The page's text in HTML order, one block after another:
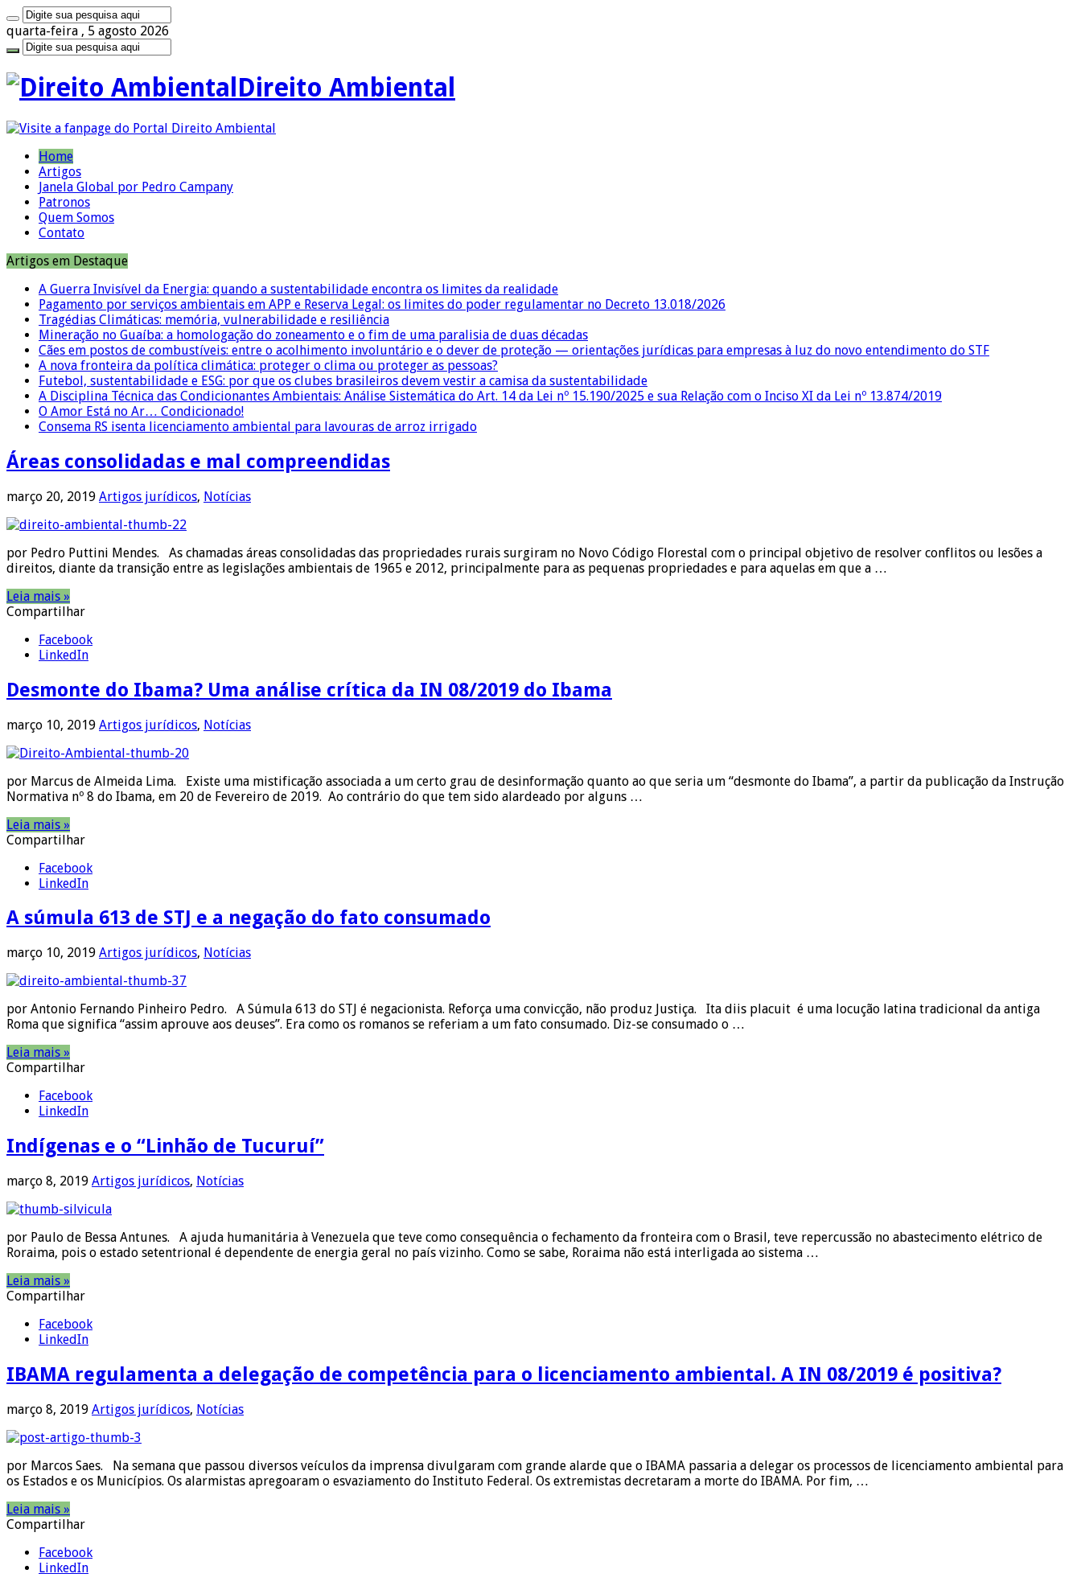
quarta-feira , 5 agosto 2026
Direito Ambiental
Home
Artigos
Janela Global por Pedro Campany
Patronos
Quem Somos
Contato
Artigos em Destaque
A Guerra Invisível da Energia: quando a sustentabilidade encontra os limites da realidade
Pagamento por serviços ambientais em APP e Reserva Legal: os limites do poder regulamentar no Decreto 13.018/2026
Tragédias Climáticas: memória, vulnerabilidade e resiliência
Mineração no Guaíba: a homologação do zoneamento e o fim de uma paralisia de duas décadas
Cães em postos de combustíveis: entre o acolhimento involuntário e o dever de proteção — orientações jurídicas para empresas à luz do novo entendimento do STF
A nova fronteira da política climática: proteger o clima ou proteger as pessoas?
Futebol, sustentabilidade e ESG: por que os clubes brasileiros devem vestir a camisa da sustentabilidade
A Disciplina Técnica das Condicionantes Ambientais: Análise Sistemática do Art. 14 da Lei nº 15.190/2025 e sua Relação com o Inciso XI da Lei nº 13.874/2019
O Amor Está no Ar… Condicionado!
Consema RS isenta licenciamento ambiental para lavouras de arroz irrigado
Áreas consolidadas e mal compreendidas
março 20, 2019 Artigos jurídicos, Notícias
por Pedro Puttini Mendes. As chamadas áreas consolidadas das propriedades rurais surgiram no Novo Código Florestal com o principal objetivo de resolver conflitos ou lesões a
direitos, diante da transição entre as legislações ambientais de 1965 e 2012, principalmente para as pequenas propriedades e para aquelas em que a …
Leia mais »
Compartilhar
Facebook
LinkedIn
Desmonte do Ibama? Uma análise crítica da IN 08/2019 do Ibama
março 10, 2019 Artigos jurídicos, Notícias
por Marcus de Almeida Lima. Existe uma mistificação associada a um certo grau de desinformação quanto ao que seria um “desmonte do Ibama”, a partir da publicação da Instrução
Normativa nº 8 do Ibama, em 20 de Fevereiro de 2019. Ao contrário do que tem sido alardeado por alguns …
Leia mais »
Compartilhar
Facebook
LinkedIn
A súmula 613 de STJ e a negação do fato consumado
março 10, 2019 Artigos jurídicos, Notícias
por Antonio Fernando Pinheiro Pedro. A Súmula 613 do STJ é negacionista. Reforça uma convicção, não produz Justiça. Ita diis placuit é uma locução latina tradicional da antiga
Roma que significa “assim aprouve aos deuses”. Era como os romanos se referiam a um fato consumado. Diz-se consumado o …
Leia mais »
Compartilhar
Facebook
LinkedIn
Indígenas e o “Linhão de Tucuruí”
março 8, 2019 Artigos jurídicos, Notícias
por Paulo de Bessa Antunes. A ajuda humanitária à Venezuela que teve como consequência o fechamento da fronteira com o Brasil, teve repercussão no abastecimento elétrico de
Roraima, pois o estado setentrional é dependente de energia geral no país vizinho. Como se sabe, Roraima não está interligada ao sistema …
Leia mais »
Compartilhar
Facebook
LinkedIn
IBAMA regulamenta a delegação de competência para o licenciamento ambiental. A IN 08/2019 é positiva?
março 8, 2019 Artigos jurídicos, Notícias
por Marcos Saes. Na semana que passou diversos veículos da imprensa divulgaram com grande alarde que o IBAMA passaria a delegar os processos de licenciamento ambiental para
os Estados e os Municípios. Os alarmistas apregoaram o esvaziamento do Instituto Federal. Os extremistas decretaram a morte do IBAMA. Por fim, …
Leia mais »
Compartilhar
Facebook
LinkedIn